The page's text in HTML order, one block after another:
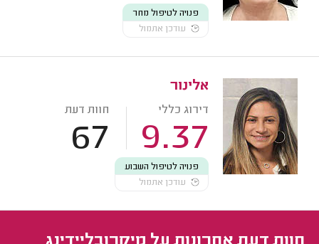
פנויה לטיפול מחר
עודכן אתמול
אלינור
דירוג כללי
9.37
חוות דעת
67
פנויה לטיפול השבוע
עודכן אתמול